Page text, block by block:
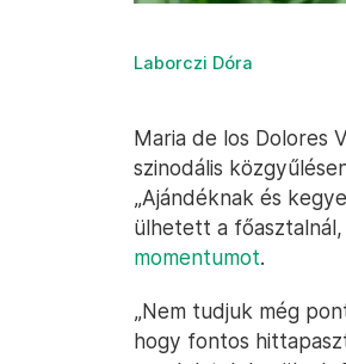
Laborczi Dóra
Maria de los Dolores
szinodális
„Ajándéknak és
ülhetett a
momentumot.
„Nem tudjuk még
hogy fontos